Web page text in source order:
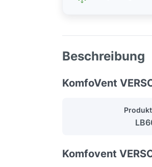
Beschreibung
KomfoVent
Komfovent